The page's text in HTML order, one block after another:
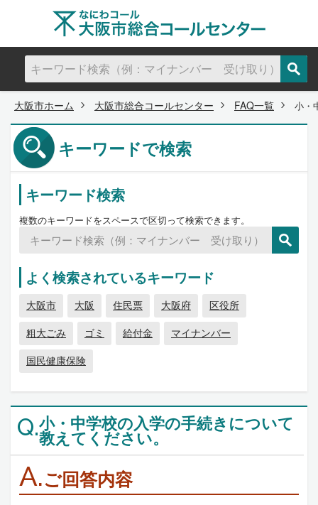
大阪市ホーム 大阪市総合コールセンター FAQ一覧 小・
キーワードで検索
キーワード検索
複数のキーワードをスペースで区切って検索できます。
よく検索されているキーワード
大阪市 大阪 住民票 大阪府
区役所
粗大ごみ
ゴミ 給付金
マイナンバー
国民健康保険
Q.小・中学校の入学の手続きについて
教えてください。
A.ご回答内容